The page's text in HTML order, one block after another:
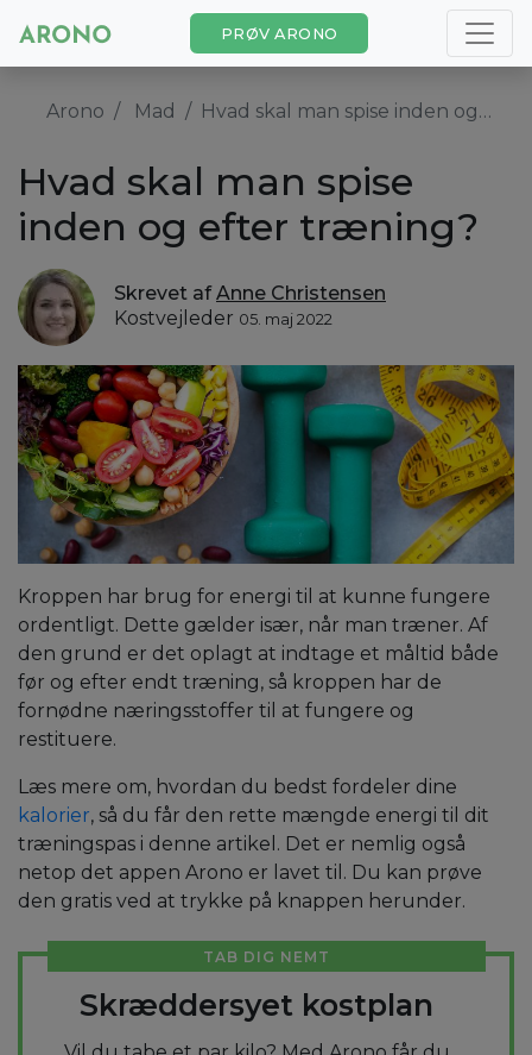
PRØV ARONO
Arono Mad Hvad skal man spise inden og efter træning?
Hvad skal man spise
inden og efter træning?
Skrevet afAnne Christensen
Kostvejleder 05. maj 2022
Kroppen har brug for energi til at kunne fungere
ordentligt. Dette gælder især, når man træner. Af
den grund er det oplagt at indtage et måltid både
før og efter endt træning, så kroppen har de
fornødne næringsstoffer til at fungere og
restituere.
Læs mere om, hvordan du bedst fordeler dine
kalorier, så du får den rette mængde energi til dit
træningspas i denne artikel. Det er nemlig også
netop det appen Arono er lavet til. Du kan prøve
den gratis ved at trykke på knappen herunder.
TAB DIG NEMT
Skræddersyet kostplan